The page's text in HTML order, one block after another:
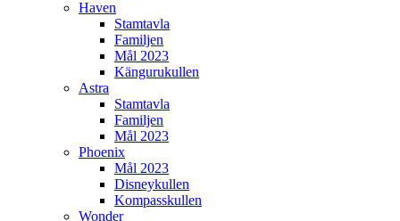
Haven
Stamtavla
Familjen
Mål 2023
Kängurukullen
Astra
Stamtavla
Familjen
Mål 2023
Phoenix
Mål 2023
Disneykullen
Kompasskullen
Wonder